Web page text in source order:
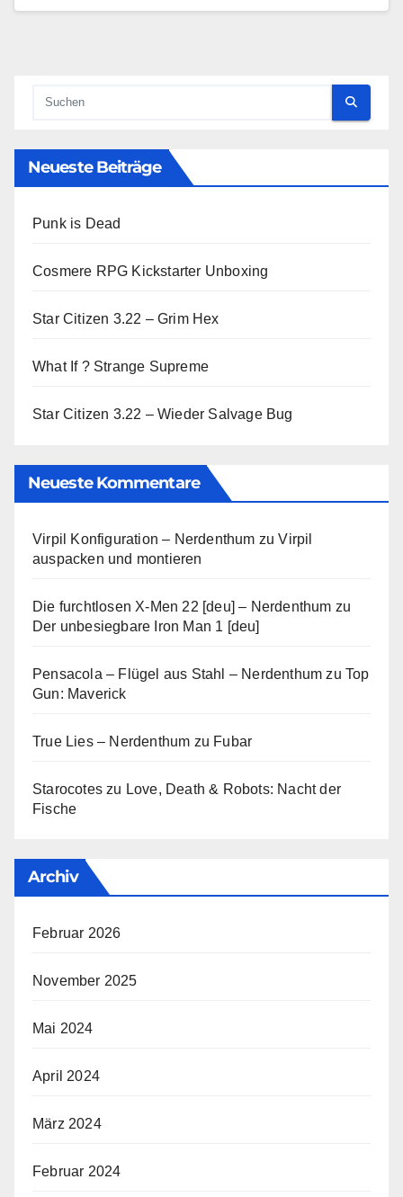
Neueste Beiträge
Punk is Dead
Cosmere RPG Kickstarter Unboxing
Star Citizen 3.22 – Grim Hex
What If ? Strange Supreme
Star Citizen 3.22 – Wieder Salvage Bug
Neueste Kommentare
Virpil Konfiguration – Nerdenthum zuVirpil
auspacken und montieren
Die furchtlosen X-Men 22 [deu] – Nerdenthum zu
Der unbesiegbare Iron Man 1 [deu]
Pensacola – Flügel aus Stahl – Nerdenthum zuTop
Gun: Maverick
True Lies – Nerdenthum zu Fubar
Starocotes zu Love, Death & Robots: Nacht der
Fische
Archiv
Februar 2026
November 2025
Mai 2024
April 2024
März 2024
Februar 2024